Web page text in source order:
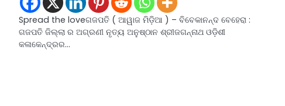
Spread the loveଗଜପତି ( ଆୱାଜ ମିଡ଼ିଆ ) – ବିବେକାନନ୍ଦ ବେହେରା :
ଗଜପତି ଜିଲ୍ଲା ର ଅଗ୍ରଣୀ ନୃତ୍ୟ ଅନୁଷ୍ଠାନ ଶ୍ରୀଜଗନ୍ନାଥ ଓଡ଼ିଶୀ
କଳାକେନ୍ଦ୍ରର…